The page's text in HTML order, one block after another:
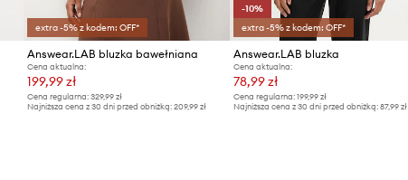
extra -5% z kodem: OFF*
Answear.LAB bluzka bawełniana
Cena aktualna:
199,99 zł
Cena regularna: 329,99 zł
Najniższa cena z 30 dni przed obniżką: 209,99 zł
-10%
extra -5% z kodem: OFF*
Answear.LAB bluzka
Cena aktualna:
78,99 zł
Cena regularna: 199,99 zł
Najniższa cena z 30 dni przed obniżką: 87,99 zł